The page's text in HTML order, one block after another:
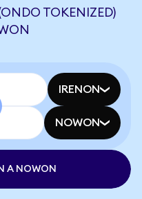
TOKENIZED)
IRENON
NOWON
A NOWON